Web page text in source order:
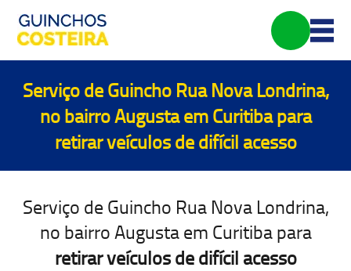
Serviço de Guincho Rua Nova Londrina,
no bairro Augusta em Curitiba para
retirar veículos de difícil acesso
Serviço de Guincho Rua Nova Londrina,
no bairro Augusta em Curitiba para
retirar veículos de difícil acesso